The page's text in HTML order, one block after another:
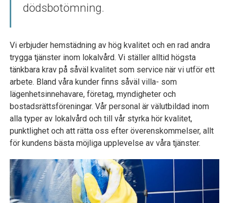
dödsbotömning.
Vi erbjuder hemstädning av hög kvalitet och en rad andra
trygga tjänster inom lokalvård. Vi ställer alltid högsta
tänkbara krav på såväl kvalitet som service när vi utför ett
arbete. Bland våra kunder finns såväl villa- som
lägenhetsinnehavare, företag, myndigheter och
bostadsrättsföreningar. Vår personal är välutbildad inom
alla typer av lokalvård och till vår styrka hör kvalitet,
punktlighet och att rätta oss efter överenskommelser, allt
för kundens bästa möjliga upplevelse av våra tjänster.